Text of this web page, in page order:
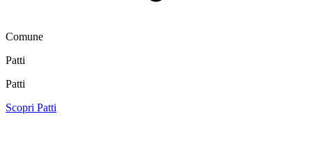
Comune
Patti
Patti
Scopri Patti